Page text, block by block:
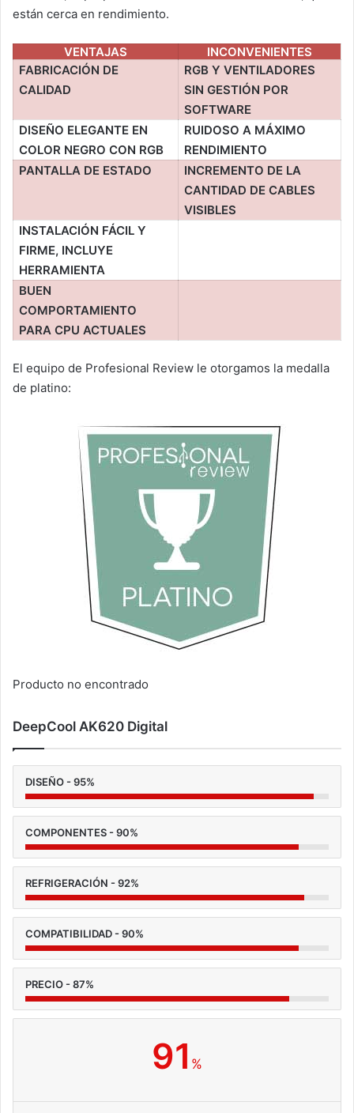
están cerca en rendimiento.
VENTAJAS
INCONVENIENTES
FABRICACIÓN DE
CALIDAD
RGB Y VENTILADORES
SIN GESTIÓN POR
SOFTWARE
DISEÑO ELEGANTE EN
COLOR NEGRO CON RGB
RUIDOSO A MÁXIMO
RENDIMIENTO
PANTALLA DE ESTADO
INCREMENTO DE LA
CANTIDAD DE CABLES
VISIBLES
INSTALACIÓN FÁCIL Y
FIRME, INCLUYE
HERRAMIENTA
BUEN
COMPORTAMIENTO
PARA CPU ACTUALES
El equipo de Profesional Review le otorgamos la medalla
de platino:
Producto no encontrado
DeepCool AK620 Digital
DISEÑO - 95%
COMPONENTES - 90%
REFRIGERACIÓN - 92%
COMPATIBILIDAD - 90%
PRECIO - 87%
91 %